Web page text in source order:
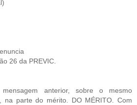
26 da PREVIC.
anterior, sobre o mesmo
na parte do mérito. DO MÉRITO. Com